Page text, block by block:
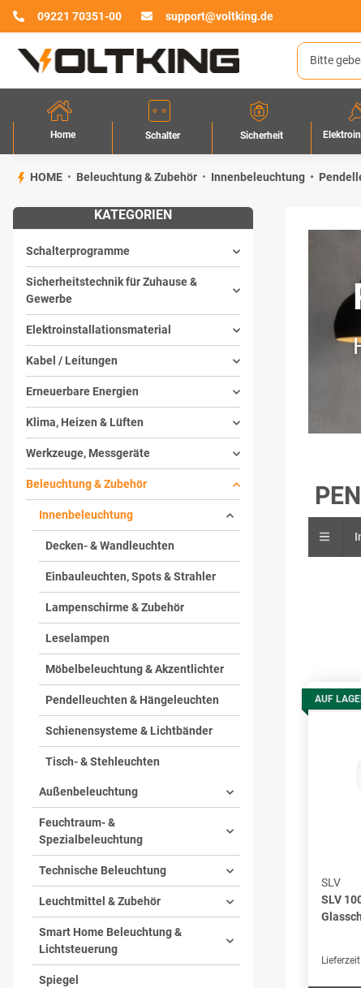
09221 70351-00 support@voltking.de
Home Schalter Sicherheit
HOME Beleuchtung & Zubehör Innenbeleuchtung
AUF
SLV
SLV
Lieferzeit
KATEGORIEN
Schalterprogramme
Sicherheitstechnik für Zuhause &
Gewerbe
Elektroinstallationsmaterial
Kabel / Leitungen
Erneuerbare Energien
Klima, Heizen & Lüften
Werkzeuge, Messgeräte
Beleuchtung & Zubehör
Innenbeleuchtung
Decken- & Wandleuchten
Einbauleuchten, Spots & Strahler
Lampenschirme & Zubehör
Leselampen
Möbelbeleuchtung & Akzentlichter
Pendelleuchten & Hängeleuchten
Schienensysteme & Lichtbänder
Tisch- & Stehleuchten
Außenbeleuchtung
Feuchtraum- &
Spezialbeleuchtung
Technische Beleuchtung
Leuchtmittel & Zubehör
Smart Home Beleuchtung &
Lichtsteuerung
Spiegel